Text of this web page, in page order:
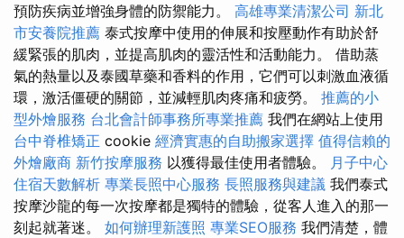
預防疾病並增強身體的防禦能力。 高雄專業清潔公司 新北
市安養院推薦 泰式按摩中使用的伸展和按壓動作有助於舒
緩緊張的肌肉，並提高肌肉的靈活性和活動能力。 借助蒸
氣的熱量以及泰國草藥和香料的作用，它們可以刺激血液循
環，激活僵硬的關節，並減輕肌肉疼痛和疲勞。 推薦的小
型外燴服務 台北會計師事務所專業推薦 我們在網站上使用
台中脊椎矯正 cookie 經濟實惠的自助搬家選擇 值得信賴的
外燴廠商 新竹按摩服務 以獲得最佳使用者體驗。
月子中心
住宿天數解析 專業長照中心服務 長照服務與建議 我們泰式
按摩沙龍的每一次按摩都是獨特的體驗，從客人進入的那一
刻起就著迷。 如何辦理新護照 專業SEO服務 我們清楚，體